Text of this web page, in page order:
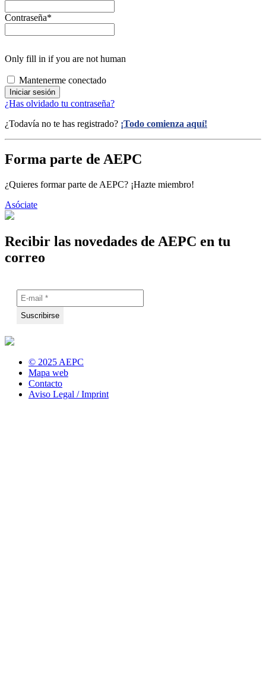
Contraseña*
Only fill in if you are not human
Mantenerme conectado
¿Has olvidado tu contraseña?
¿Todavía no te has registrado? ¡Todo comienza aquí!
Forma parte de AEPC
¿Quieres formar parte de AEPC? ¡Hazte miembro!
Asóciate
Recibir las novedades de AEPC en tu
correo
© 2025 AEPC
Mapa web
Contacto
Aviso Legal / Imprint